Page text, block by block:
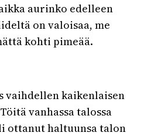
aurinko edelleen
on valoisaa, me
kohti pimeää.
vaihdellen kaikenlaisen
vanhassa talossa
haltuunsa talon